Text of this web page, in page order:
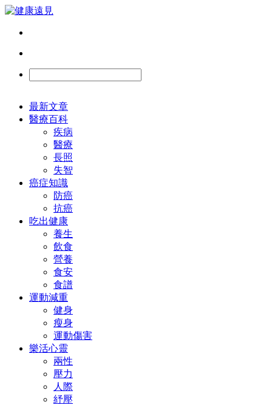
最新文章
醫療百科
疾病
醫療
長照
失智
癌症知識
防癌
抗癌
吃出健康
養生
飲食
營養
食安
食譜
運動減重
健身
瘦身
運動傷害
樂活心靈
兩性
壓力
人際
紓壓